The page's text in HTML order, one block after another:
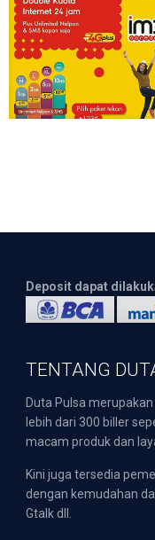
Deposit dapat
TENTANG
Duta Pulsa
lebih dari 300 biller
macam produk dan
Kini juga tersedia
dengan kemudahan
Gtalk dll.